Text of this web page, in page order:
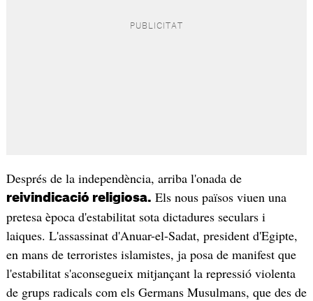
Després de la independència, arriba l'onada de
reivindicació religiosa. Els nous països viuen una
pretesa època d'estabilitat sota dictadures seculars i
laiques. L'assassinat d'Anuar-el-Sadat, president d'Egipte,
en mans de terroristes islamistes, ja posa de manifest que
l'estabilitat s'aconsegueix mitjançant la repressió violenta
de grups radicals com els Germans Musulmans, que des de